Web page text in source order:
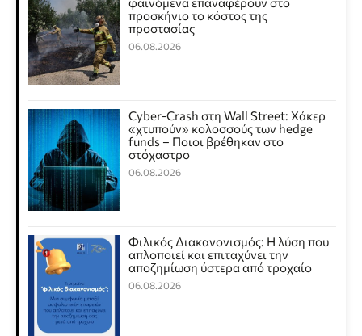
προσκήνιο το κόστος της
προστασίας
06.08.2026
Cyber-Crash στη Wall Street: Χάκερ
«χτυπούν» κολοσσούς των hedge
funds – Ποιοι βρέθηκαν στο
στόχαστρο
06.08.2026
Φιλικός Διακανονισμός: Η λύση που
απλοποιεί και επιταχύνει την
αποζημίωση ύστερα από τροχαίο
06.08.2026